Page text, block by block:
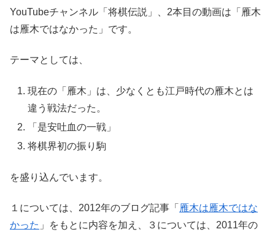
YouTubeチャンネル「将棋伝説」、2本目の動画は「雁木
は雁木ではなかった」です。
テーマとしては、
現在の「雁木」は、少なくとも江戸時代の雁木とは
違う戦法だった。
「是安吐血の一戦」
将棋界初の振り駒
を盛り込んでいます。
１については、2012年のブログ記事「 雁木は雁木ではな
かった 」をもとに内容を加え、３については、2011年の